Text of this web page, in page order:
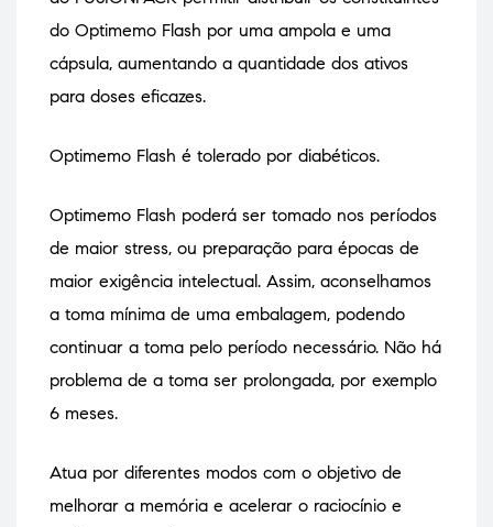
do Optimemo Flash por uma ampola e uma
cápsula, aumentando a quantidade dos ativos
para doses eficazes.
Optimemo Flash é tolerado por diabéticos.
Optimemo Flash poderá ser tomado nos períodos
de maior stress, ou preparação para épocas de
maior exigência intelectual. Assim, aconselhamos
a toma mínima de uma embalagem, podendo
continuar a toma pelo período necessário. Não há
problema de a toma ser prolongada, por exemplo
6 meses.
Atua por diferentes modos com o objetivo de
melhorar a memória e acelerar o raciocínio e